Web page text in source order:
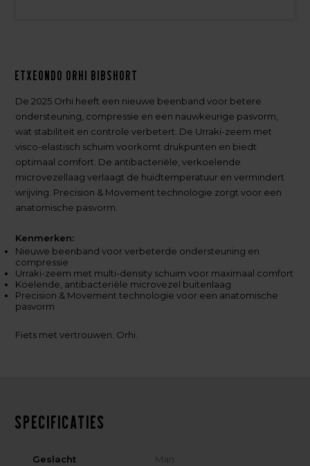
Etxeondo Orhi Bibshort
De 2025 Orhi heeft een nieuwe beenband voor betere
ondersteuning, compressie en een nauwkeurige pasvorm,
wat stabiliteit en controle verbetert. De Urraki-zeem met
visco-elastisch schuim voorkomt drukpunten en biedt
optimaal comfort. De antibacteriële, verkoelende
microvezellaag verlaagt de huidtemperatuur en vermindert
wrijving. Precision & Movement technologie zorgt voor een
anatomische pasvorm.
Kenmerken:
Nieuwe beenband voor verbeterde ondersteuning en
compressie
Urraki-zeem met multi-density schuim voor maximaal comfort
Koelende, antibacteriële microvezel buitenlaag
Precision & Movement technologie voor een anatomische
pasvorm
Fiets met vertrouwen. Orhi.
Specificaties
Geslacht Man